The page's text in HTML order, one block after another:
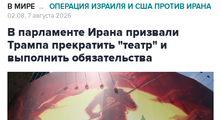
В МИРЕ → ОПЕРАЦИЯ ИЗРАИЛЯ И США ПРОТИВ ИРАНА
02:08, 7 августа 2026
В парламенте Ирана призвали
Трампа прекратить "театр" и
выполнить обязательства